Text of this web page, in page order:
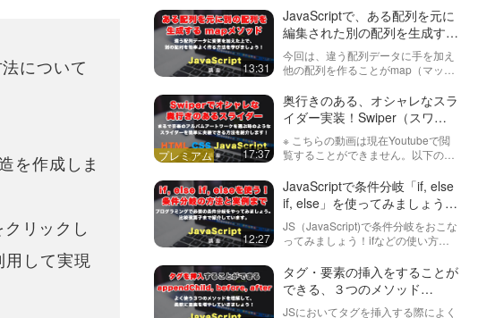
について
を作成しま
リックし
用して実現
きは、ドットを使って
書いてください。//…
ションを表示させて
みましょう！
に対してローディング
アニメーション
（loading animation）
などを実装しないとい
けない場面があると思
いますが、今回はユー
ザーに待たせているの
を感じさせにくいロー
ディン…
52:24
文字を１文字ずつア
ニメーションさせる
方法と、そのバリエ
紹介！かっこいい
CSSアニメーション
を実装できるように
なりましょう！
画はこちら
https://factory-
programming-
mv.com/video/今回は、
文字を1文字ずつアニ
法を紹介します。最近
はアニメ…
15:28
ハンバーガーメニュ
ー・ドロワーメニュ
ーの作り方１（全５
回）
programming-
mv.com/video/qxr9bmn8SUI/
第３回目https://factory-
programming-
mv.com/vid…
32:51
JavaScriptで日付
を取得・表示などを
するための方法とあ
る日付までのカウン
トダウンをする方法
クリプト）のDateオブ
ジェクトを使って、今
スクロールアニメー
13:31
JavaScriptで、ある配列を元に
編集された別の配列を生成する
mapメソッドについて解説！
今回は、違う配列データに手を加え
他の配列を作ることがmap（マッ
す。実践的なデータを元に、mapを
使用するとどういった結果を得るこ
とができるのか？を一緒に見ていき
まし…
17:37
奥行きのある、オシャレなスラ
イダー実装！Swiper（スワイ
パー）で左右のスライドを回転
させるオプションと考え方を紹
※ こちらの動画は現在Youtubeで閲
覧することができません。以下の動
会員）することで閲覧可能です。
https://factory-programming-mv.c…
12:27
JavaScriptで条件分岐「if, else
if, else」を使ってみましょう！
実践的な例までを紹介
JS（JavaScript)で条件分岐をおこな
ってみましょう！ifなどの使い方
＝, ＜＝）などの違いも紹介してい
ます。
タグ・要素の挿入をすることが
できる、３つのメソッド
appendChild, before, afterを紹
JSにおいてタグを挿入する際によく